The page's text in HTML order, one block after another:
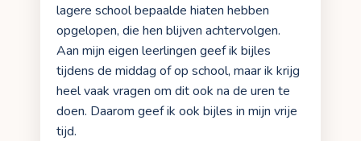
lagere school bepaalde hiaten hebben
opgelopen, die hen blijven achtervolgen.
Aan mijn eigen leerlingen geef ik bijles
tijdens de middag of op school, maar ik krijg
heel vaak vragen om dit ook na de uren te
doen. Daarom geef ik ook bijles in mijn vrije
tijd.